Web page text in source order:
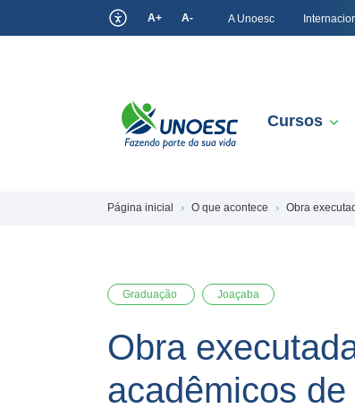
A+ A- A Unoesc
Cursos
Página inicial O que acontece Obra
Graduação Joaçaba
Obra
acadêmicos